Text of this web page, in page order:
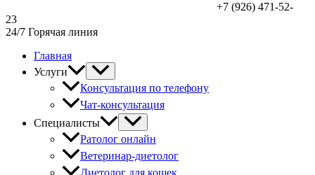
+7 (926) 471-52-
23
24/7 Горячая линия
Главная
Услуги
Консультация по телефону
Чат-консультация
Специалисты
Ратолог онлайн
Ветеринар-диетолог